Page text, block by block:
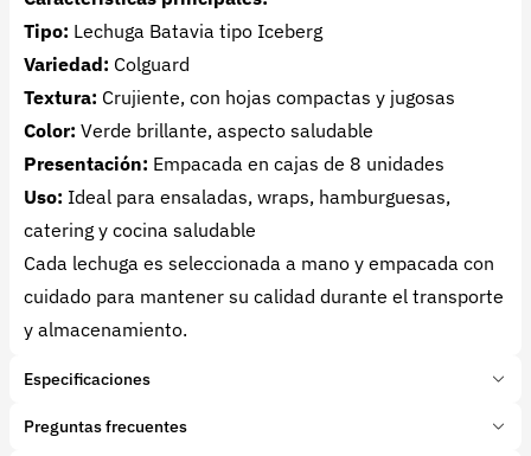
Tipo: Lechuga Batavia tipo Iceberg
Variedad: Colguard
Textura: Crujiente, con hojas compactas y jugosas
Color: Verde brillante, aspecto saludable
Presentación: Empacada en cajas de 8 unidades
Uso: Ideal para ensaladas, wraps, hamburguesas,
catering y cocina saludable
Cada lechuga es seleccionada a mano y empacada con
cuidado para mantener su calidad durante el transporte
y almacenamiento.
Especificaciones
Marca: Hierbas de la Sabana
Preguntas frecuentes